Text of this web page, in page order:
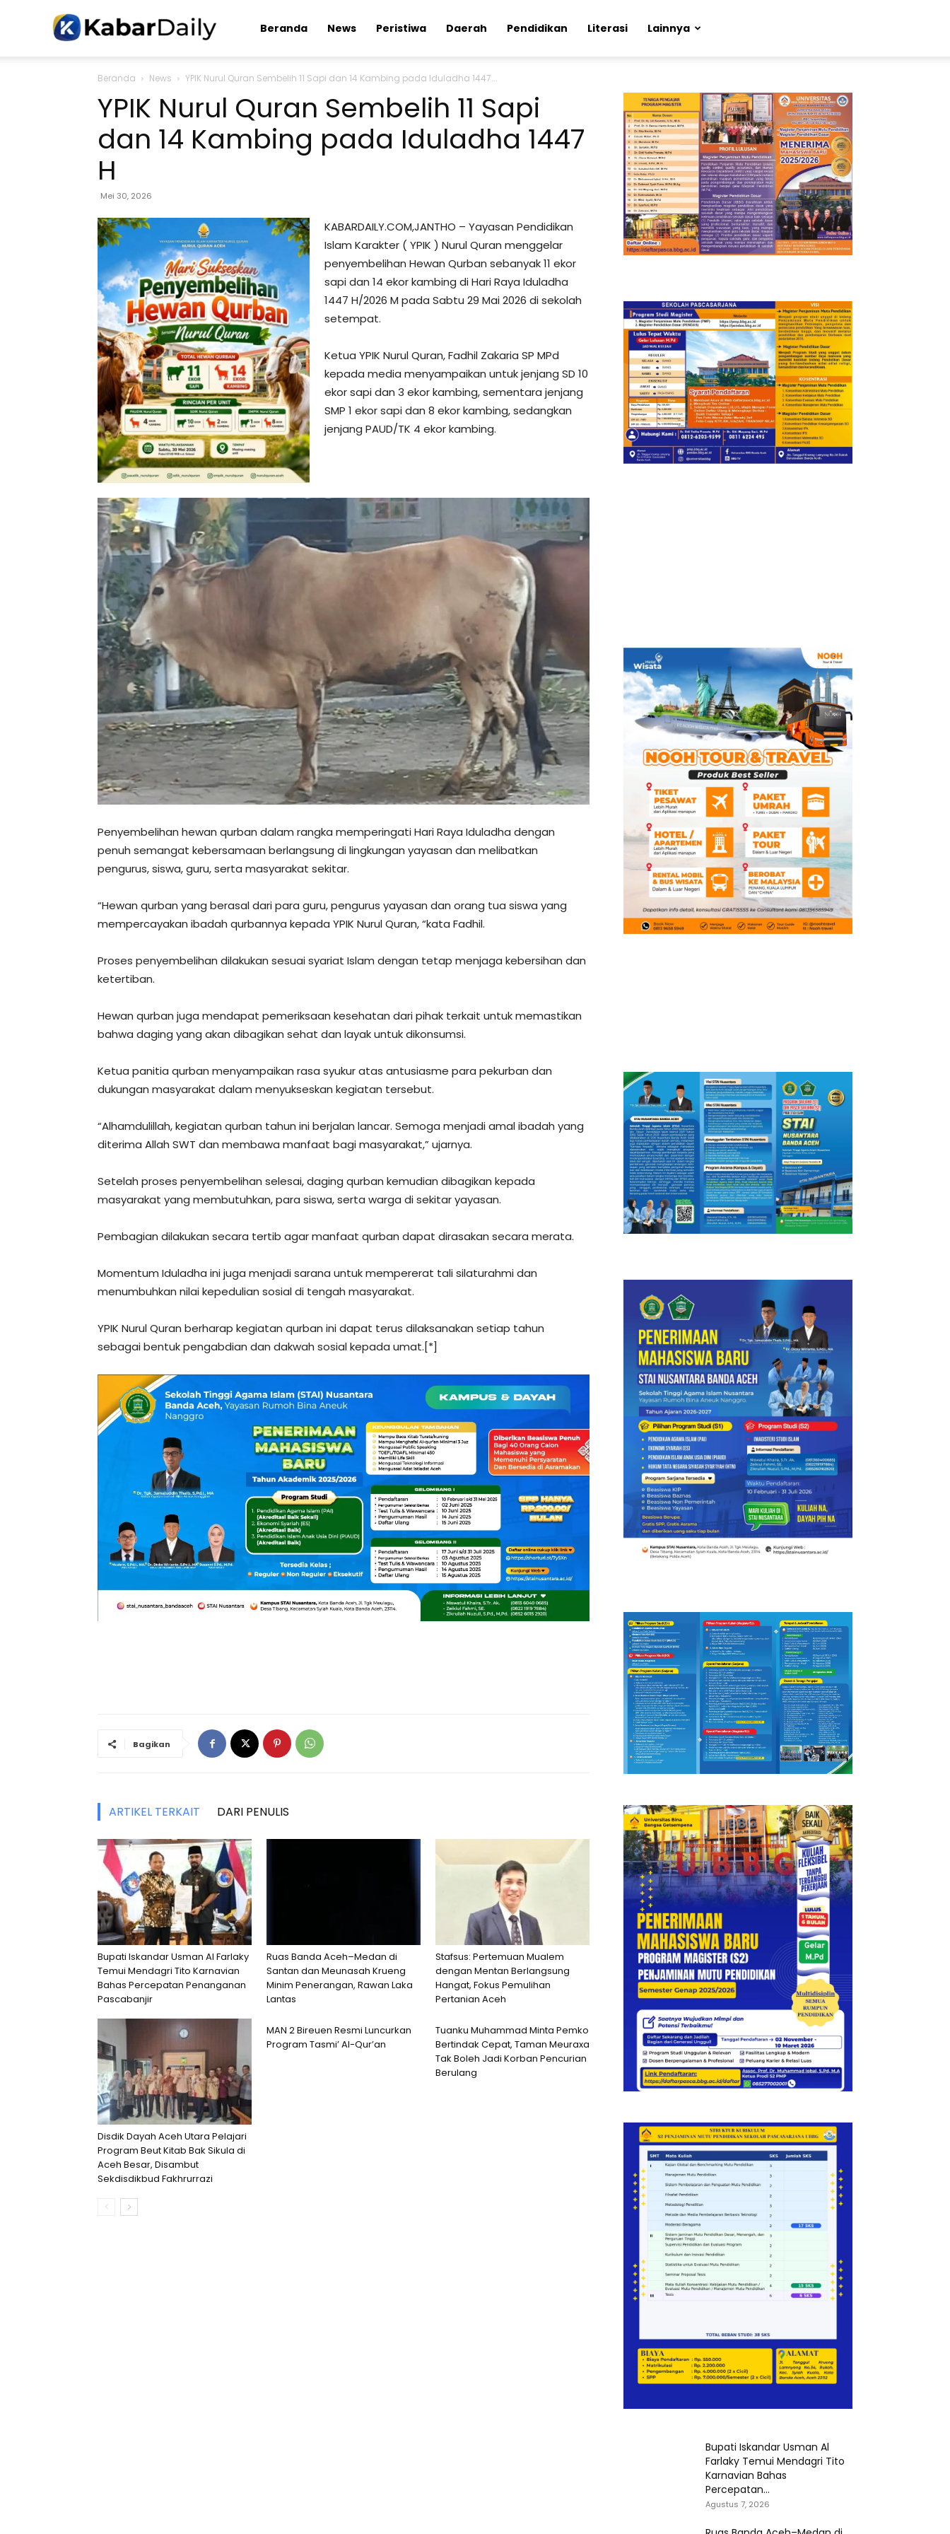
Kabardaily.com
Beranda News Peristiwa Daerah Pendidikan Literasi Lainnya
Beranda News YPIK Nurul Quran Sembelih 11 Sapi dan 14 Kambing pada Iduladha 1447...
YPIK Nurul Quran Sembelih 11 Sapi
dan 14 Kambing pada Iduladha 1447
H
Mei 30, 2026
KABARDAILY.COM,JANTHO – Yayasan Pendidikan
Islam Karakter ( YPIK ) Nurul Quran menggelar
penyembelihan Hewan Qurban sebanyak 11 ekor
sapi dan 14 ekor kambing di Hari Raya Iduladha
1447 H/2026 M pada Sabtu 29 Mai 2026 di sekolah
setempat.
Ketua YPIK Nurul Quran, Fadhil Zakaria SP MPd
kepada media menyampaikan untuk jenjang SD 10
ekor sapi dan 3 ekor kambing, sementara jenjang
SMP 1 ekor sapi dan 8 ekor kambing, sedangkan
jenjang PAUD/TK 4 ekor kambing.
Penyembelihan hewan qurban dalam rangka memperingati Hari Raya Iduladha dengan
penuh semangat kebersamaan berlangsung di lingkungan yayasan dan melibatkan
pengurus, siswa, guru, serta masyarakat sekitar.
“Hewan qurban yang berasal dari para guru, pengurus yayasan dan orang tua siswa yang
mempercayakan ibadah qurbannya kepada YPIK Nurul Quran, “kata Fadhil.
Proses penyembelihan dilakukan sesuai syariat Islam dengan tetap menjaga kebersihan dan
ketertiban.
Hewan qurban juga mendapat pemeriksaan kesehatan dari pihak terkait untuk memastikan
bahwa daging yang akan dibagikan sehat dan layak untuk dikonsumsi.
Ketua panitia qurban menyampaikan rasa syukur atas antusiasme para pekurban dan
dukungan masyarakat dalam menyukseskan kegiatan tersebut.
“Alhamdulillah, kegiatan qurban tahun ini berjalan lancar. Semoga menjadi amal ibadah yang
diterima Allah SWT dan membawa manfaat bagi masyarakat,” ujarnya.
Setelah proses penyembelihan selesai, daging qurban kemudian dibagikan kepada
masyarakat yang membutuhkan, para siswa, serta warga di sekitar yayasan.
Pembagian dilakukan secara tertib agar manfaat qurban dapat dirasakan secara merata.
Momentum Iduladha ini juga menjadi sarana untuk mempererat tali silaturahmi dan
menumbuhkan nilai kepedulian sosial di tengah masyarakat.
YPIK Nurul Quran berharap kegiatan qurban ini dapat terus dilaksanakan setiap tahun
sebagai bentuk pengabdian dan dakwah sosial kepada umat.[*]
Bagikan
ARTIKEL TERKAIT DARI PENULIS
Bupati Iskandar Usman Al Farlaky
Temui Mendagri Tito Karnavian
Bahas Percepatan Penanganan
Pascabanjir
Ruas Banda Aceh–Medan di
Santan dan Meunasah Krueng
Minim Penerangan, Rawan Laka
Lantas
Stafsus: Pertemuan Mualem
dengan Mentan Berlangsung
Hangat, Fokus Pemulihan
Pertanian Aceh
Disdik Dayah Aceh Utara Pelajari
Program Beut Kitab Bak Sikula di
Aceh Besar, Disambut
Sekdisdikbud Fakhrurrazi
MAN 2 Bireuen Resmi Luncurkan
Program Tasmi’ Al-Qur’an
Tuanku Muhammad Minta Pemko
Bertindak Cepat, Taman Meuraxa
Tak Boleh Jadi Korban Pencurian
Berulang
Bupati Iskandar Usman Al
Farlaky Temui Mendagri Tito
Karnavian Bahas
Percepatan...
Agustus 7, 2026